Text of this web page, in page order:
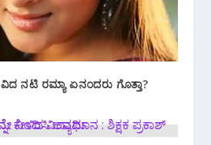
ನಟಿ ರಮ್ಯಾ ಏನಂದರು ಗೊತ್ತಾ?